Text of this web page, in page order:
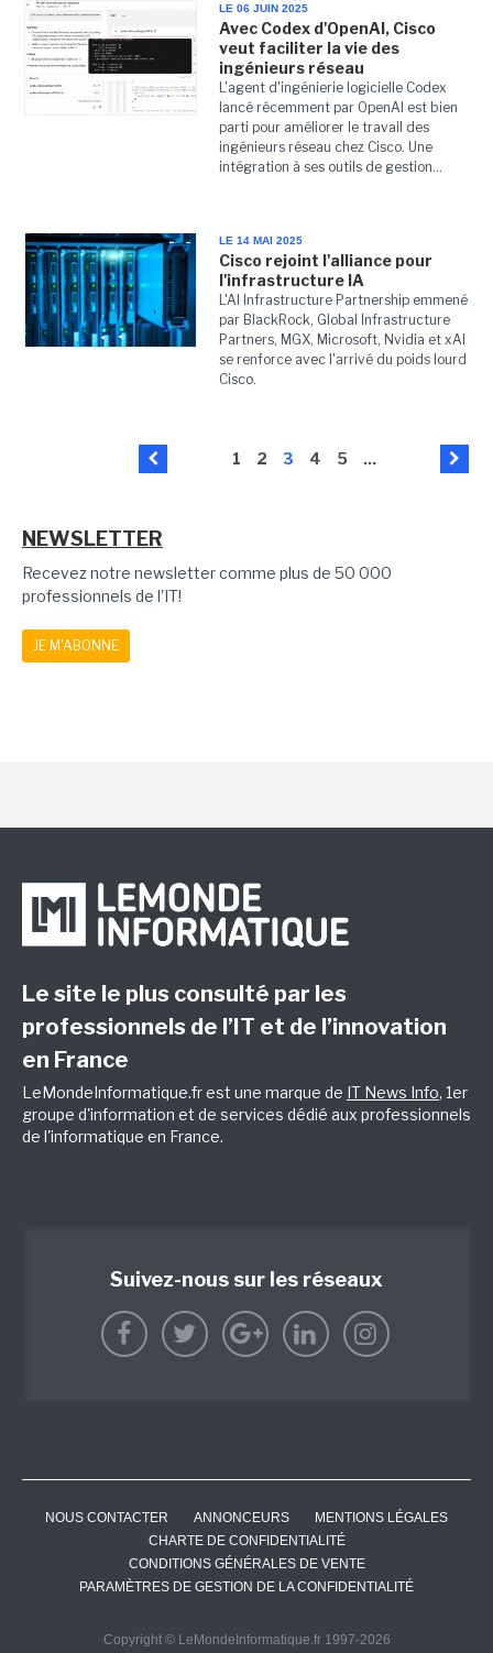
LE 06 JUIN 2025
Avec Codex d'OpenAI, Cisco
veut faciliter la vie des
ingénieurs réseau
L'agent d'ingénierie logicielle Codex
lancé récemment par OpenAI est bien
parti pour améliorer le travail des
ingénieurs réseau chez Cisco. Une
intégration à ses outils de gestion...
LE 14 MAI 2025
Cisco rejoint l'alliance pour
l'infrastructure IA
L'AI Infrastructure Partnership emmené
par BlackRock, Global Infrastructure
Partners, MGX, Microsoft, Nvidia et xAI
se renforce avec l'arrivé du poids lourd
Cisco.
1 2 3 4 5 ...
NEWSLETTER
Recevez notre newsletter comme plus de 50 000
professionnels de l'IT!
JE M'ABONNE
Le site le plus consulté par les
professionnels de l’IT et de l’innovation
en France
LeMondeInformatique.fr est une marque de IT News Info, 1er
groupe d'information et de services dédié aux professionnels
de l'informatique en France.
Suivez-nous sur les réseaux
NOUS CONTACTER ANNONCEURS
MENTIONS LÉGALES
CHARTE DE CONFIDENTIALITÉ
CONDITIONS GÉNÉRALES DE VENTE
PARAMÈTRES DE GESTION DE LA CONFIDENTIALITÉ
Copyright © LeMondeInformatique.fr 1997-2026